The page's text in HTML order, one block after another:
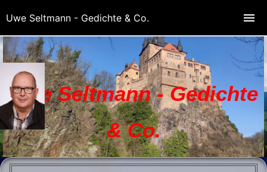
Uwe Seltmann - Gedichte
& Co.
Uwe Seltmann - Gedichte & Co.